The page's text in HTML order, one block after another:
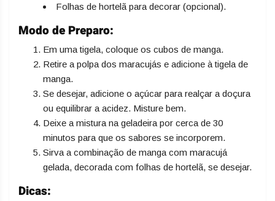
Folhas de hortelã para decorar (opcional).
Modo de Preparo:
Em uma tigela, coloque os cubos de manga.
Retire a polpa dos maracujás e adicione à tigela de
manga.
Se desejar, adicione o açúcar para realçar a doçura
ou equilibrar a acidez. Misture bem.
Deixe a mistura na geladeira por cerca de 30
minutos para que os sabores se incorporem.
Sirva a combinação de manga com maracujá
gelada, decorada com folhas de hortelã, se desejar.
Dicas: